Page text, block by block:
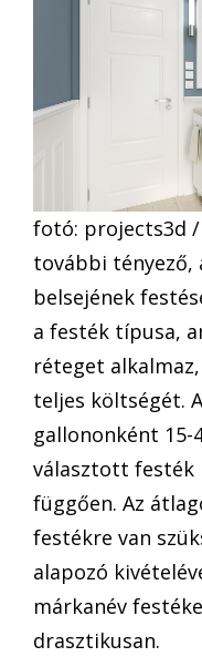
fotó: projects3d
további tényező,
belsejének
a festék típusa,
réteget
teljes költségét.
gallononként 15-
választott festék
függően. Az
festékre van
alapozó
márkanév
drasztikusan.